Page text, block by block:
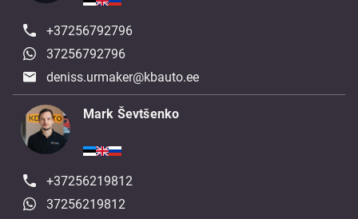
+37256792796
37256792796
deniss.urmaker@kbauto.ee
Mark Ševtšenko
+37256219812
37256219812